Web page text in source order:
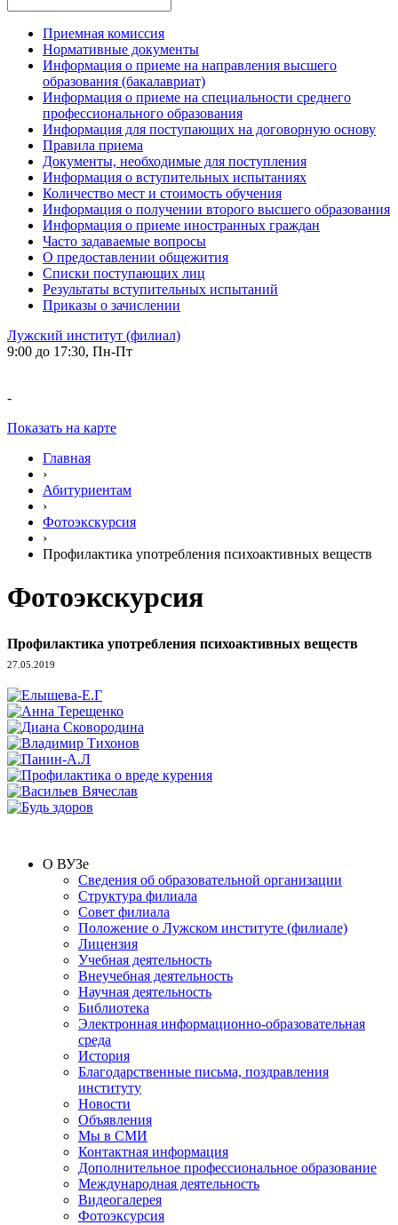
Приемная комиссия
Нормативные документы
Информация о приеме на направления высшего
образования (бакалавриат)
Информация о приеме на специальности среднего
профессионального образования
Информация для поступающих на договорную основу
Правила приема
Документы, необходимые для поступления
Информация о вступительных испытаниях
Количество мест и стоимость обучения
Информация о получении второго высшего образования
Информация о приеме иностранных граждан
Часто задаваемые вопросы
О предоставлении общежития
Списки поступающих лиц
Результаты вступительных испытаний
Приказы о зачислении
Лужский институт (филиал)
9:00 до 17:30, Пн-Пт
-
Показать на карте
Главная
›
Абитуриентам
›
Фотоэкскурсия
›
Профилактика употребления психоактивных веществ
Фотоэкскурсия
Профилактика употребления психоактивных веществ
27.05.2019
О ВУЗе
Сведения об образовательной организации
Структура филиала
Совет филиала
Положение о Лужском институте (филиале)
Лицензия
Учебная деятельность
Внеучебная деятельность
Научная деятельность
Библиотека
Электронная информационно-образовательная
среда
История
Благодарственные письма, поздравления
институту
Новости
Объявления
Мы в СМИ
Контактная информация
Дополнительное профессиональное образование
Международная деятельность
Видеогалерея
Фотоэксурсия